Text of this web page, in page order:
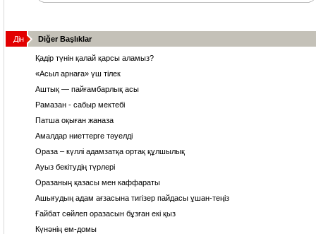
Дін Diğer Başlıklar
Қадір түнін қалай қарсы аламыз?
«Асыл арнаға» үш тілек
Аштық — пайғамбарлық асы
Рамазан - сабыр мектебі
Патша оқыған жаназа
Амалдар ниеттерге тәуелді
Ораза – күллі адамзатқа ортақ құлшылық
Ауыз бекітудің түрлeрі
Оразаның қазасы мен каффараты
Ашығудың адам ағзасына тигізер пайдасы ұшан-теңіз
Ғайбат сөйлeп оразасын бұзған екі қыз
Күнәнің ем-домы